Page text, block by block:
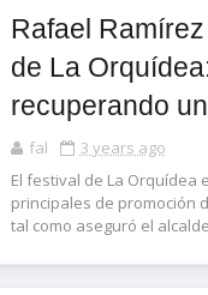
Rafael
de La
recuperando
fal
3 years ago
El festival de La Orquídea
principales de promoción
tal como aseguró el